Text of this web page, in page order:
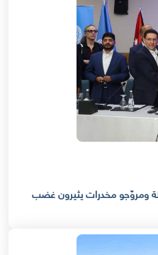
ومروّجو مخدرات يثيرون غضب